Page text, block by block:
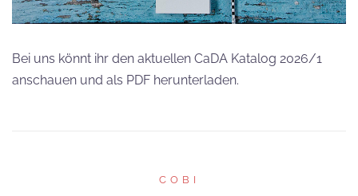
Bei uns könnt ihr den aktuellen CaDA Katalog 2026/1
anschauen und als PDF herunterladen.
COBI